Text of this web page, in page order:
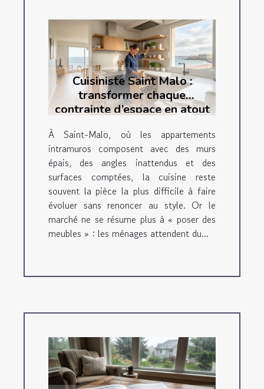
Cuisiniste Saint Malo :
transformer chaque
contrainte d’espace en atout
À Saint-Malo, où les appartements
intramuros composent avec des murs
épais, des angles inattendus et des
surfaces comptées, la cuisine reste
souvent la pièce la plus difficile à faire
évoluer sans renoncer au style. Or le
marché ne se résume plus à « poser des
meubles » : les ménages attendent du...